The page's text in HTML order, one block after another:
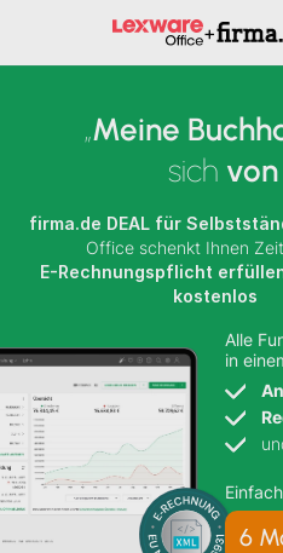
+
„Meine
sich
firma.de DEAL für
Office schenkt Ihnen
E-Rechnungspflicht
kostenlos
Alle
in
6